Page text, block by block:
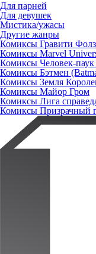
Для парней
Для девушек
Мистика/ужасы
Другие жанры
Комиксы Гравити
Комиксы Marvel
Комиксы Человек-
Комиксы Бэтмен
Комиксы Земля
Комиксы Майор Гром
Комиксы Лига
Комиксы Призрачный